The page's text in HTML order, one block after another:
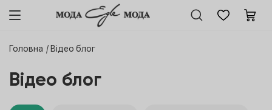
Головна Відео блог
Відео блог